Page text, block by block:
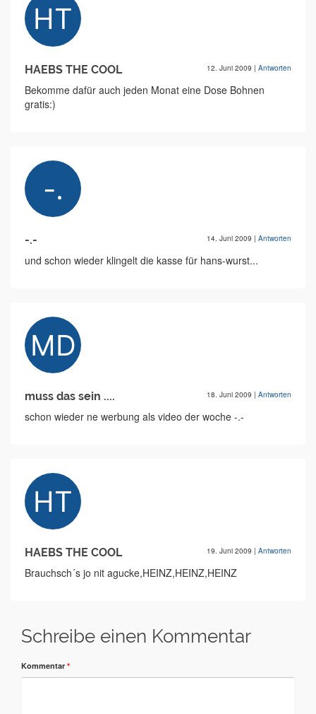
HAEBS THE COOL 12. Juni 2009 | Antworten
Bekomme dafür auch jeden Monat eine Dose Bohnen
gratis:)
-.- 14. Juni 2009 | Antworten
und schon wieder klingelt die kasse für hans-wurst...
muss das sein .... 18. Juni 2009 | Antworten
schon wieder ne werbung als video der woche -.-
HAEBS THE COOL 19. Juni 2009 | Antworten
Brauchsch´s jo nit agucke,HEINZ,HEINZ,HEINZ
Schreibe einen Kommentar
Kommentar *